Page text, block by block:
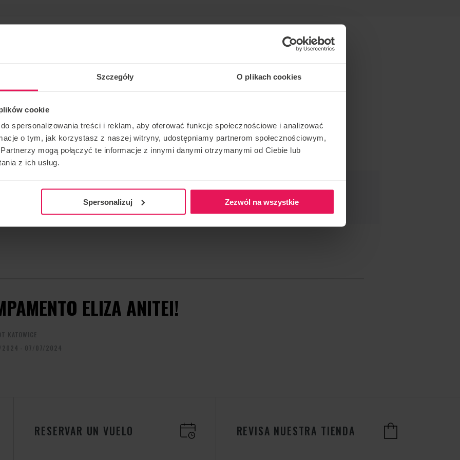
Szczegóły O plikach cookies
cookie
spersonalizowania treści i reklam, aby oferować funkcje społecznościowe i analizować
o tym, jak korzystasz z naszej witryny, udostępniamy partnerom społecznościowym,
mogą połączyć te informacje z innymi danymi otrzymanymi od Ciebie lub
z ich usług.
Spersonalizuj Zezwól na wszystkie
Si desea unirse a este campamento o tiene alguna
CONTACTO CON RESPECTO AL EVENTO
camps@flyspot.com
ELIZA ANITEI!
KATOWICE
- 07/07/2024
RESERVAR UN VUELO REVISA NUESTRA TIENDA